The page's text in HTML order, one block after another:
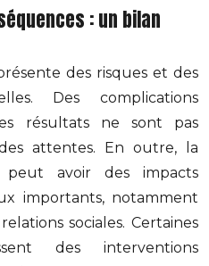
: un bilan
des risques et des
Des complications
résultats ne sont pas
attentes. En outre, la
avoir des impacts
importants, notamment
sociales. Certaines
des interventions